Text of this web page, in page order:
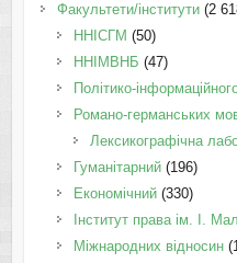
Факультети/інститути(2
ННІСГМ (50)
ННІМВНБ (47)
Політико-
Романо-германських
Лексикографічна
Гуманітарний(196)
Економічний(330)
Інститут права ім. І.
Міжнародних відносин